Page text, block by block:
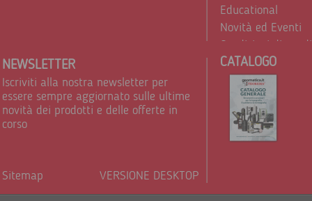
Educational
Novità ed Eventi
Condizioni di
Trattamento dei
NEWSLETTER
Iscriviti alla nostra newsletter per
essere sempre aggiornato sulle ultime
novità dei prodotti e delle offerte in
corso
Sitemap VERSIONE DESKTOP
CATALOGO